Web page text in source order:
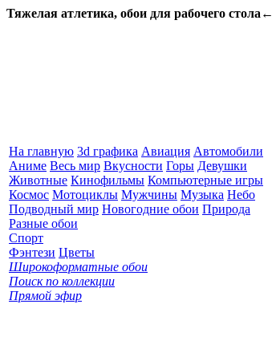
Тяжелая атлетика, обои для рабочего стола ←
На главную 3d графика Авиация Автомобили
Аниме Весь мир Вкусности Горы Девушки
Животные Кинофильмы Компьютерные игры
Космос Мотоциклы Мужчины Музыка Небо
Подводный мир Новогодние обои Природа
Разные обои
Спорт
Фэнтези Цветы
Широкоформатные обои
Поиск по коллекции
Прямой эфир